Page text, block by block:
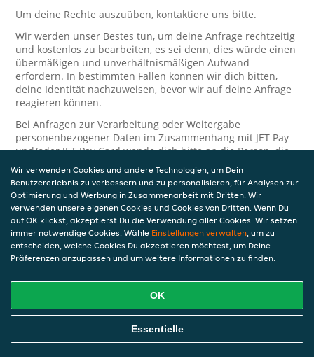
Um deine Rechte auszuüben, kontaktiere uns bitte.
Wir werden unser Bestes tun, um deine Anfrage rechtzeitig
und kostenlos zu bearbeiten, es sei denn, dies würde einen
übermäßigen und unverhältnismäßigen Aufwand
erfordern. In bestimmten Fällen können wir dich bitten,
deine Identität nachzuweisen, bevor wir auf deine Anfrage
reagieren können.
Bei Anfragen zur Verarbeitung oder Weitergabe
personenbezogener Daten im Zusammenhang mit JET Pay
und/oder JET Pay Card wende dich bitte an die Person, die
dir das JET Pay-Guthaben gewährt (das kann dein
Arbeitgeber, Geschäftspartner usw. sein). Dies ist
erforderlich, da JET und die Person, die dir das Guthaben
gewährt, eine separate Verantwortung für die Verarbeitung
und den Schutz deiner personenbezogenen Daten haben.
Solltest du weitere Fragen oder Beschwerden in Bezug auf
die Verarbeitung deiner personenbezogenen Daten haben,
kontaktieren wir dich gerne. Wir würden uns auch über
Tipps oder Vorschläge zur Verbesserung unserer Erklärung
Sicherheit
Wir verwenden Cookies und andere Technologien, um Dein
Benutzererlebnis zu verbessern und zu personalisieren, für Analysen zur
Optimierung und Werbung in Zusammenarbeit mit Dritten. Wir
verwenden unsere eigenen Cookies und Cookies von Dritten. Wenn Du
auf OK klickst, akzeptierst Du die Verwendung aller Cookies. Wir setzen
immer notwendige Cookies. Wähle Einstellungen verwalten, um zu
entscheiden, welche Cookies Du akzeptieren möchtest, um Deine
Präferenzen anzupassen und um weitere Informationen zu finden.
OK
Essentielle